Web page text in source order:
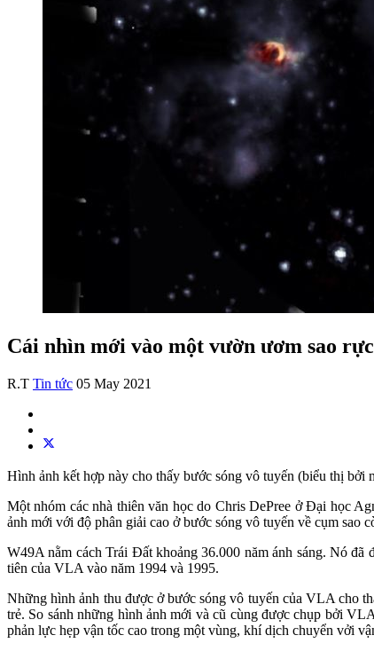
Cái nhìn mới vào một vườn ươm sao
R.T Tin tức 05 May 2021
Hình ảnh kết hợp này cho thấy bước sóng vô tuyến (biểu thị
Một nhóm các nhà thiên văn học do Chris DePree ở Đại học
ảnh mới với độ phân giải cao ở bước sóng vô tuyến về cụm sao
W49A nằm cách Trái Đất khoảng 36.000 năm ánh sáng. Nó
tiên của VLA vào năm 1994 và 1995.
Những hình ảnh thu được ở bước sóng vô tuyến của VLA cho
trẻ. So sánh những hình ảnh mới và cũ cùng được chụp bởi
phản lực hẹp vận tốc cao trong một vùng, khí dịch chuyển vởi